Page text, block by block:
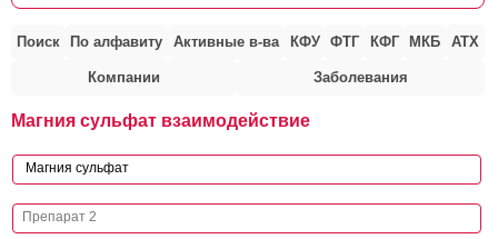
Поиск По алфавиту Активные в-ва КФУ ФТГ КФГ МКБ АТХ
Компании Заболевания
Магния сульфат взаимодействие